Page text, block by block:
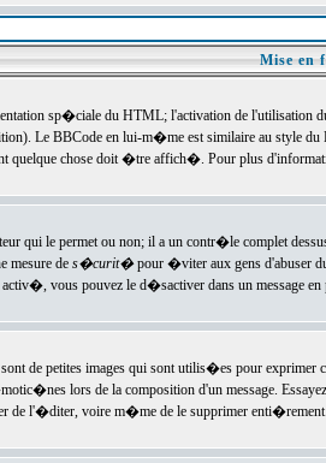
Mise en
sp�ciale du HTML; l'activation de l'utilisation
Le BBCode en lui-m�me est similaire au style
chose doit �tre affich�. Pour plus
qui le permet ou non; il a un contr�le complet
mesure de s�curit�pour �viter aux gens d'abuser
vous pouvez le d�sactiver dans un message en
de petites images qui sont utilis�es pour exprimer
lors de la composition d'un message.
de l'�diter, voire m�me de le supprimer